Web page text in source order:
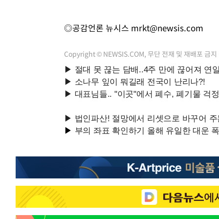
◎공감언론 뉴시스 mrkt@newsis.com
Copyright © NEWSIS.COM, 무단 전재 및 재배포 금지